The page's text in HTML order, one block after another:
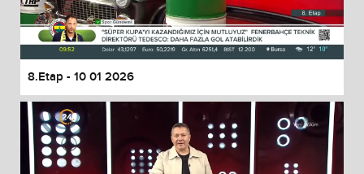
8.Etap - 10 01 2026